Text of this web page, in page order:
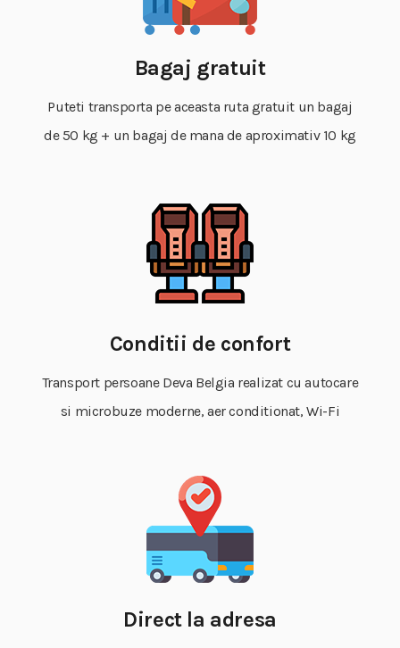
Bagaj gratuit
Puteti transporta pe aceasta ruta gratuit un bagaj
de 50 kg + un bagaj de mana de aproximativ 10 kg
Conditii de confort
Transport persoane Deva Belgia realizat cu autocare
si microbuze moderne, aer conditionat, Wi-Fi
Direct la adresa